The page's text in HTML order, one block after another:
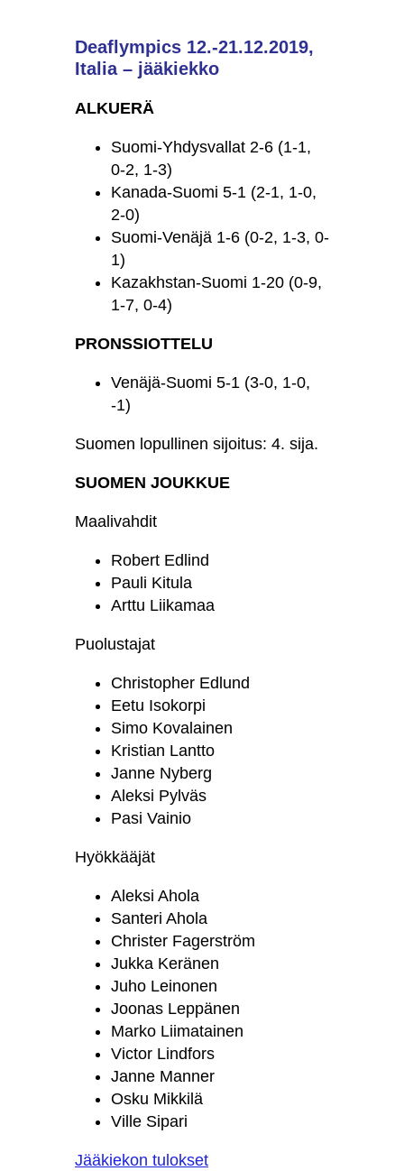
Deaflympics 12.-21.12.2019,
Italia – jääkiekko
ALKUERÄ
Suomi-Yhdysvallat 2-6 (1-1,
0-2, 1-3)
Kanada-Suomi 5-1 (2-1, 1-0,
2-0)
Suomi-Venäjä 1-6 (0-2, 1-3, 0-
1)
Kazakhstan-Suomi 1-20 (0-9,
1-7, 0-4)
PRONSSIOTTELU
Venäjä-Suomi 5-1 (3-0, 1-0,
-1)
Suomen lopullinen sijoitus: 4. sija.
SUOMEN JOUKKUE
Maalivahdit
Robert Edlind
Pauli Kitula
Arttu Liikamaa
Puolustajat
Christopher Edlund
Eetu Isokorpi
Simo Kovalainen
Kristian Lantto
Janne Nyberg
Aleksi Pylväs
Pasi Vainio
Hyökkääjät
Aleksi Ahola
Santeri Ahola
Christer Fagerström
Jukka Keränen
Juho Leinonen
Joonas Leppänen
Marko Liimatainen
Victor Lindfors
Janne Manner
Osku Mikkilä
Ville Sipari
Jääkiekon tulokset